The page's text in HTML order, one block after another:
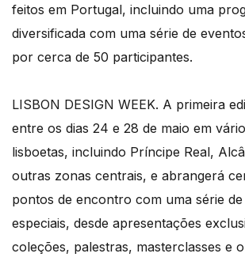
feitos em Portugal, incluindo uma
diversificada com uma série de
por cerca de 50 participantes.
LISBON DESIGN WEEK. A primeira
entre os dias 24 e 28 de maio em
lisboetas, incluindo Príncipe Real,
outras zonas centrais, e abrangerá
pontos de encontro com uma série
especiais, desde apresentações
coleções, palestras, masterclasses e